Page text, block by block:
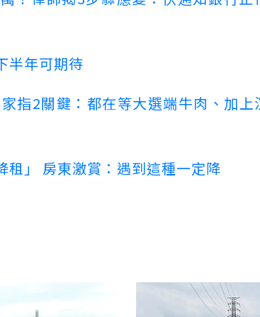
半年可期待
指2關鍵：都在等大選端牛肉、加上
」 房東激賞：遇到這種一定降